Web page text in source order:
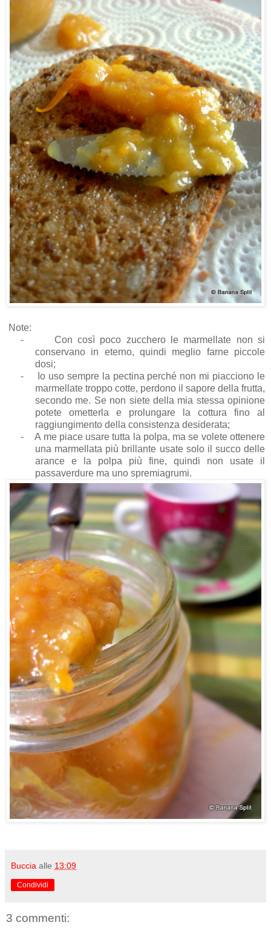
Note:
-
Con così poco zucchero le marmellate non si
conservano in eterno, quindi meglio farne piccole
dosi;
-
Io uso sempre la pectina perché non mi piacciono le
marmellate troppo cotte, perdono il sapore della frutta,
secondo me. Se non siete della mia stessa opinione
potete ometterla e prolungare la cottura fino al
raggiungimento della consistenza desiderata;
-
A me piace usare tutta la polpa, ma se volete ottenere
una marmellata più brillante usate solo il succo delle
arance e la polpa più fine, quindi non usate il
passaverdure ma uno spremiagrumi.
Buccia alle 13:09
Condividi
3 commenti: